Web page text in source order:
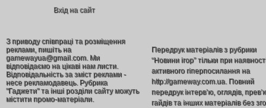
Вхід на сайт
З приводу співпраці та розміщення
реклами, пишіть на
gamewayua@gmail.com. Ми
відповідаємо на цікаві нам листи.
Відповідальність за зміст реклами -
несе рекламодавець. Рубрика
"Гаджети" та інші розділи сайту можуть
містити промо-матеріали.
Передрук матеріалів з рубрики
“Новини ігор” тільки при
активного гіперпосилання на
http://gameway.com.ua. Повний
передрук інтерв’ю, оглядів,
гайдів та інших матеріалів без